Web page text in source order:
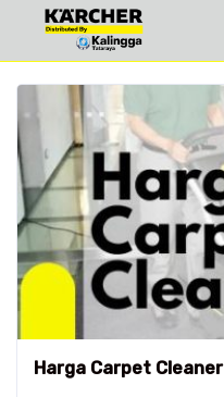
Harga Carpet Cleaner